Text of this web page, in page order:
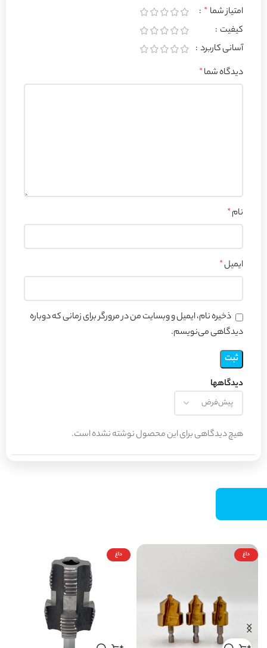
دیدگاهها
هیچ دیدگاهی برای این محصول نوشته نشده است.
امتیاز شما *
کیفیت
آسانی کاربرد
دیدگاه شما*
نام*
ایمیل*
ذخیره نام، ایمیل و وبسایت من در مرورگر برای زمانی که دوباره
دیدگاهی می‌نویسم.
داغ داغ